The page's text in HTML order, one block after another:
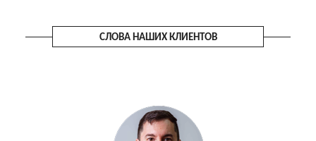
СЛОВА НАШИХ КЛИЕНТОВ